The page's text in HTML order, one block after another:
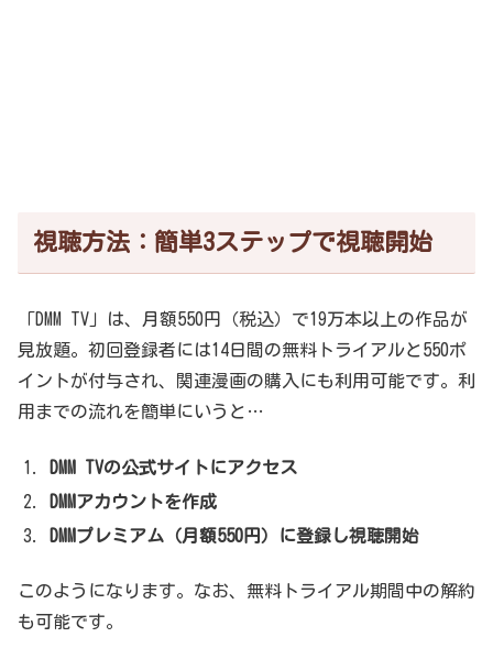
視聴方法：簡単3ステップで視聴開始
「DMM TV」は、月額550円（税込）で19万本以上の作品が
見放題。初回登録者には14日間の無料トライアルと550ポ
イントが付与され、関連漫画の購入にも利用可能です。利
用までの流れを簡単にいうと…
DMM TVの公式サイトにアクセス
DMMアカウントを作成
DMMプレミアム（月額550円）に登録し視聴開始
このようになります。なお、無料トライアル期間中の解約
も可能です。